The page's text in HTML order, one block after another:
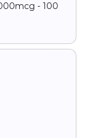
- 100